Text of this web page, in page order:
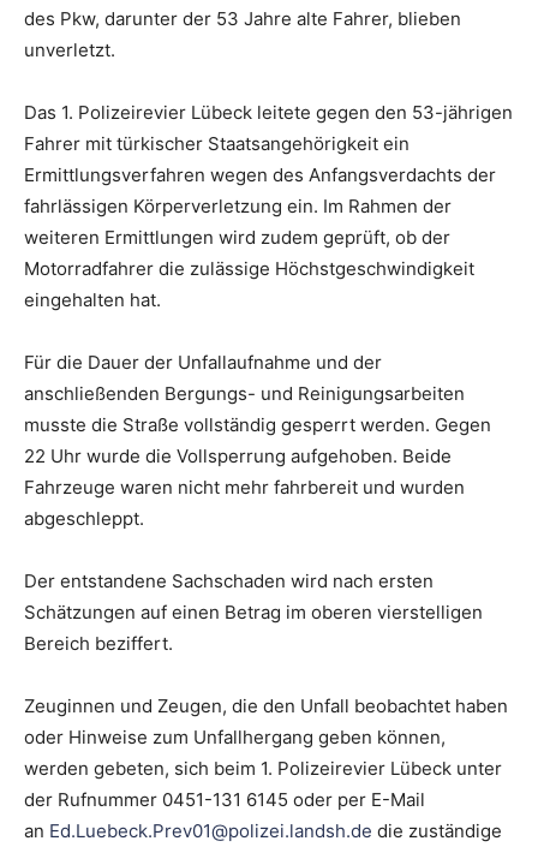
des Pkw, darunter der 53 Jahre alte Fahrer, blieben
unverletzt.
Das 1. Polizeirevier Lübeck leitete gegen den 53-jährigen
Fahrer mit türkischer Staatsangehörigkeit ein
Ermittlungsverfahren wegen des Anfangsverdachts der
fahrlässigen Körperverletzung ein. Im Rahmen der
weiteren Ermittlungen wird zudem geprüft, ob der
Motorradfahrer die zulässige Höchstgeschwindigkeit
eingehalten hat.
Für die Dauer der Unfallaufnahme und der
anschließenden Bergungs- und Reinigungsarbeiten
musste die Straße vollständig gesperrt werden. Gegen
22 Uhr wurde die Vollsperrung aufgehoben. Beide
Fahrzeuge waren nicht mehr fahrbereit und wurden
abgeschleppt.
Der entstandene Sachschaden wird nach ersten
Schätzungen auf einen Betrag im oberen vierstelligen
Bereich beziffert.
Zeuginnen und Zeugen, die den Unfall beobachtet haben
oder Hinweise zum Unfallhergang geben können,
werden gebeten, sich beim 1. Polizeirevier Lübeck unter
der Rufnummer 0451-131 6145 oder per E-Mail
an Ed.Luebeck.Prev01@polizei.landsh.de die zuständige